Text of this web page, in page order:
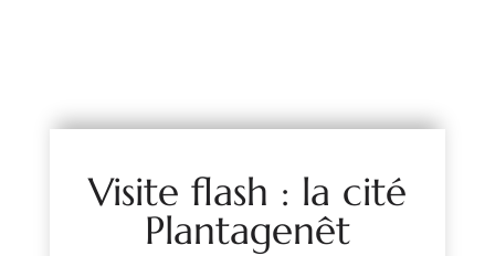
Visite flash : la cité
Plantagenêt